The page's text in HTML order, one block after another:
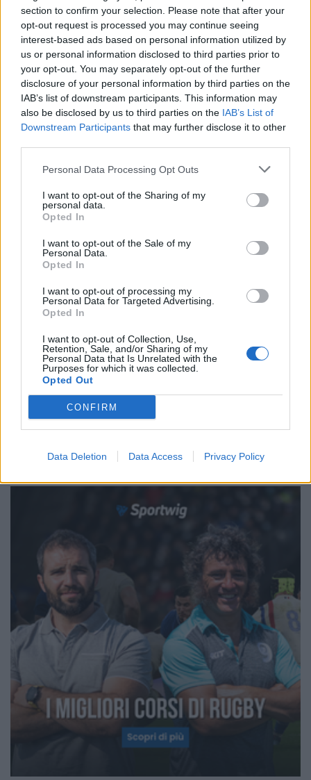
section to confirm your selection. Please note that after your
opt-out request is processed you may continue seeing
interest-based ads based on personal information utilized by
us or personal information disclosed to third parties prior to
your opt-out. You may separately opt-out of the further
disclosure of your personal information by third parties on the
IAB’s list of downstream participants. This information may
also be disclosed by us to third parties on the IAB’s List of
Downstream Participants that may further disclose it to other
Personal Data Processing Opt Outs
I want to opt-out of the Sharing of my
personal data.
Opted In
I want to opt-out of the Sale of my
Personal Data.
Opted In
I want to opt-out of processing my
Personal Data for Targeted Advertising.
Opted In
I want to opt-out of Collection, Use,
Retention, Sale, and/or Sharing of my
Personal Data that Is Unrelated with the
Purposes for which it was collected.
Opted Out
CONFIRM
Data Deletion Data Access Privacy Policy
SUPER RUGBY
I Crusaders cadono con gli Chiefs
[VIDEO]
01.06.2019 23:29
David Pocock tormentato dagli
e al Super Rugby
Jaguares al 2° posto in classifica
generale [VIDEO]
10 11
Pagina 15 di 31